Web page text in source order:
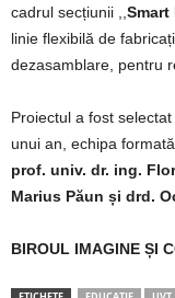
cadrul secțiunii ,,
linie flexibilă de
dezasamblare, pentru
Proiectul a fost
unui an, echipa
prof. univ. dr. ing.
Marius Păun și drd.
BIROUL IMAGINE ȘI